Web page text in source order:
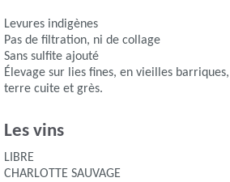
Levures indigènes
Pas de filtration, ni de collage
Sans sulfite ajouté
Élevage sur lies fines, en vieilles
terre cuite et grès.
Les vins
LIBRE
CHARLOTTE SAUVAGE